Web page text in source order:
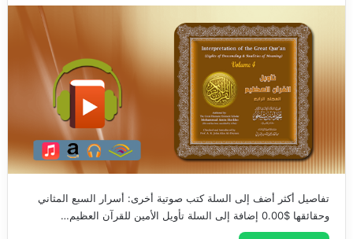
تفاصيل أكثر أضف إلى السلة كتب صوتية أخرى: أسرار السبع المثاني
وحقائقها $0.00 إضافة إلى السلة تأويل الأمين للقرآن العظيم…